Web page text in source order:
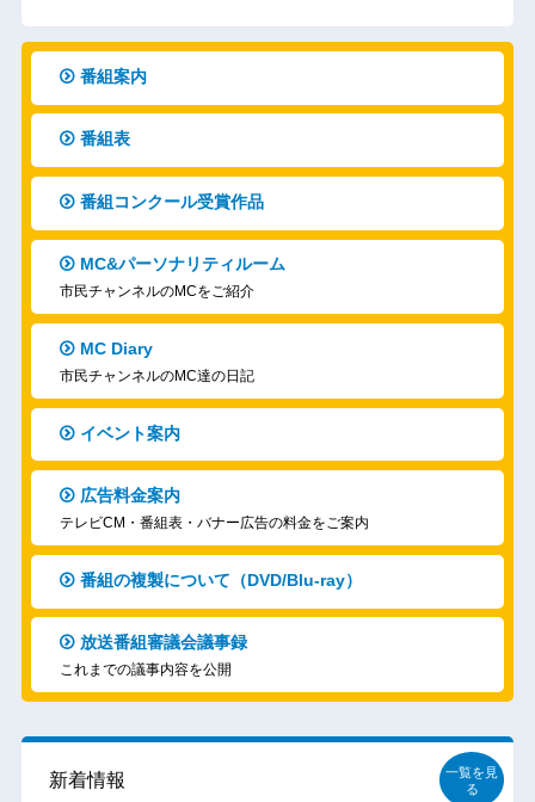
番組案内
番組表
番組コンクール受賞作品
MC&パーソナリティルーム
市民チャンネルのMCをご紹介
MC Diary
市民チャンネルのMC達の日記
イベント案内
広告料金案内
テレビCM・番組表・バナー広告の料金をご案内
番組の複製について（DVD/Blu-ray）
放送番組審議会議事録
これまでの議事内容を公開
新着情報
一覧を見
る